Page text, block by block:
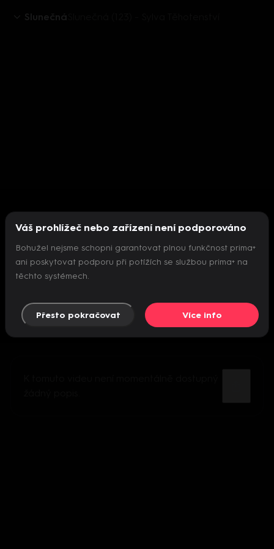
Slunečná
Nepodařilo se inicializovat přehrávač
Váš prohlížeč nebo zařízení není podporováno
Bohužel nejsme schopni garantovat plnou funkčnost prima+
ani poskytovat podporu při potížích se službou prima+ na
těchto systémech.
Přesto pokračovat Více info